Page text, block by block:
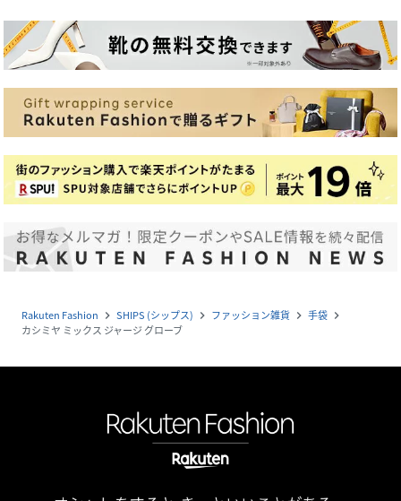
Rakuten Fashion navigate_next SHIPS (シップス) navigate_next ファッション雑貨 navigate_next 手袋 navigate_next
カシミヤ ミックス ジャージ グローブ